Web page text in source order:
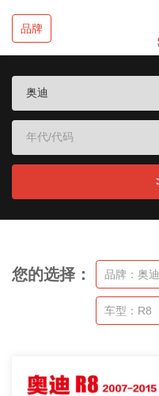
品牌
您的选择： 品牌：奥迪
车型：R8